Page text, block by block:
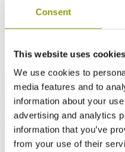
Consent
This website uses cookies
We use cookies to
media features and to
information about your
advertising and analytics
information that you’ve
from your use of their
Performances constantes des
Voir les détails